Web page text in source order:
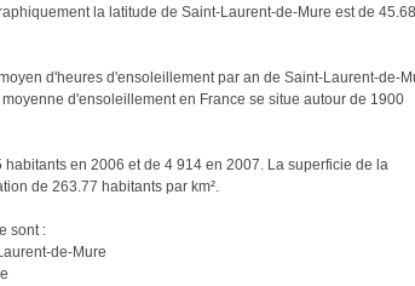
la latitude de Saint-Laurent-de-Mure est de
d'heures d'ensoleillement par an de Saint-Laurent-de-
d'ensoleillement en France se situe autour de 1900
en 2006 et de 4 914 en 2007. La superficie de la
de 263.77 habitants par km².
sont :
de-Mure